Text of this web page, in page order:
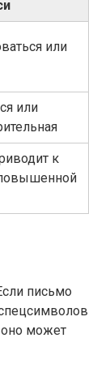
или
или
к
письмо
оно может